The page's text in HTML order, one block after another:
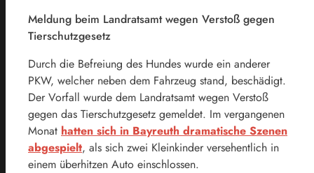
Meldung beim Landratsamt wegen Verstoß gegen
Tierschutzgesetz
Durch die Befreiung des Hundes wurde ein anderer
PKW, welcher neben dem Fahrzeug stand, beschädigt.
Der Vorfall wurde dem Landratsamt wegen Verstoß
gegen das Tierschutzgesetz gemeldet. Im vergangenen
Monat hatten sich in Bayreuth dramatische Szenen
abgespielt, als sich zwei Kleinkinder versehentlich in
einem überhitzen Auto einschlossen.